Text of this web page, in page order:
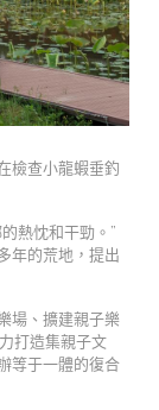
檢查小龍蝦垂釣
熱忱和干勁。”
年的荒地，提出
場、擴建親子樂
打造集親子文
等于一體的復合